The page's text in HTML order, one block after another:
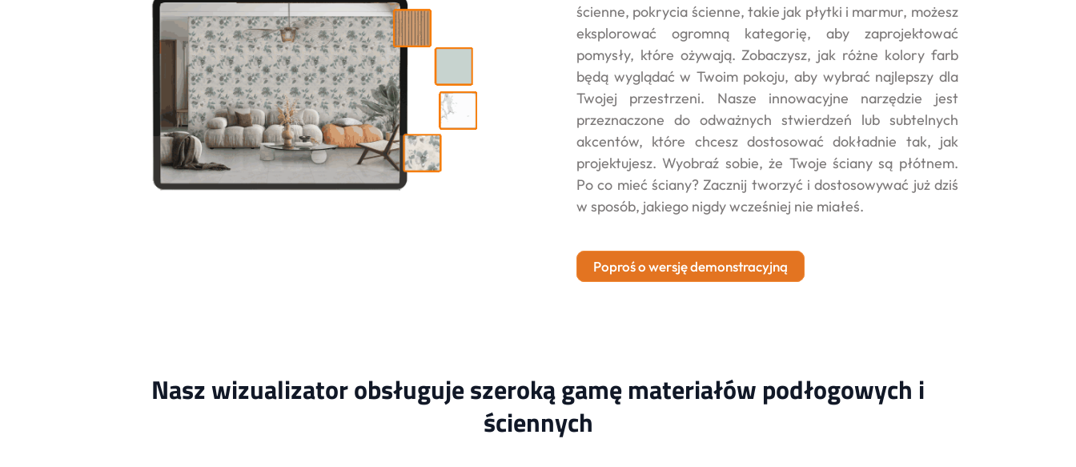
ścienne, pokrycia ścienne, takie jak płytki i marmur, możesz
eksplorować ogromną kategorię, aby zaprojektować
pomysły, które ożywają. Zobaczysz, jak różne kolory farb
będą wyglądać w Twoim pokoju, aby wybrać najlepszy dla
Twojej przestrzeni. Nasze innowacyjne narzędzie jest
przeznaczone do odważnych stwierdzeń lub subtelnych
akcentów, które chcesz dostosować dokładnie tak, jak
projektujesz. Wyobraź sobie, że Twoje ściany są płótnem.
Po co mieć ściany? Zacznij tworzyć i dostosowywać już dziś
w sposób, jakiego nigdy wcześniej nie miałeś.
Poproś o wersję demonstracyjną
Nasz wizualizator obsługuje szeroką gamę materiałów podłogowych i
ściennych